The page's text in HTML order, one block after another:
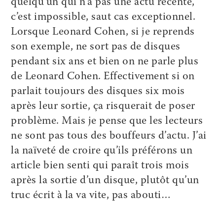
quelqu’un qui n’a pas une actu récente,
c’est impossible, saut cas exceptionnel.
Lorsque Leonard Cohen, si je reprends
son exemple, ne sort pas de disques
pendant six ans et bien on ne parle plus
de Leonard Cohen. Effectivement si on
parlait toujours des disques six mois
après leur sortie, ça risquerait de poser
problème. Mais je pense que les lecteurs
ne sont pas tous des bouffeurs d’actu. J’ai
la naïveté de croire qu’ils préférons un
article bien senti qui paraît trois mois
après la sortie d’un disque, plutôt qu’un
truc écrit à la va vite, pas abouti…